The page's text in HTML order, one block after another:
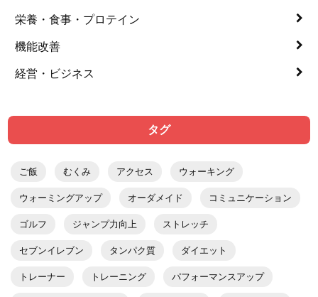
栄養・食事・プロテイン
機能改善
経営・ビジネス
タグ
ご飯 むくみ アクセス ウォーキング
ウォーミングアップ オーダメイド コミュニケーション
ゴルフ ジャンプ力向上 ストレッチ
セブンイレブン タンパク質 ダイエット
トレーナー トレーニング パフォーマンスアップ